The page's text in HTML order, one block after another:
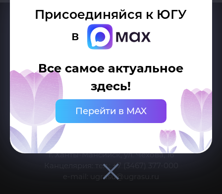
Присоединяйся к ЮГУ
в
Все самое актуальное
здесь!
Перейти в MAX
Делитесь новостями об университете с хештегом #ЮГУ
Сведения об образовательной организации
г. Ханты-Мансийск, ул. Чехова, 16
Канцелярия: тел.: +7 (3467) 377-000
e-mail:
ugrasu@ugrasu.ru